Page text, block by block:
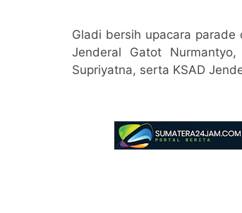
Gladi bersih upacara
Jenderal Gatot
Supriyatna, serta KSAD